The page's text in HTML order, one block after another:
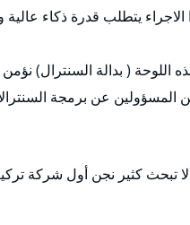
الاجراء يتطلب قدرة ذكاء
اللوحة ( بدالة السنترال)
المسؤولين عن برمجة
كثير نجن أول شركة